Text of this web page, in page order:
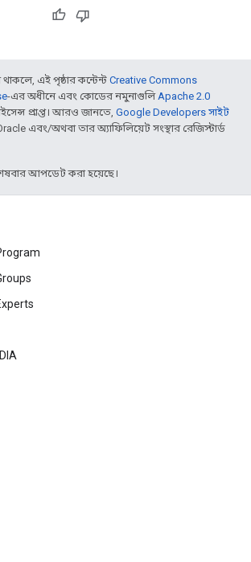
এই পৃষ্ঠার কন্টেন্ট Creative Commons
-এর অধীনে এবং কোডের নমুনাগুলিApache 2.0
প্রাপ্ত। আরও জানতে, Google Developers সাইট
এবং/অথবা তার অ্যাফিলিয়েট সংস্থার রেজিস্টার্ড
আপডেট করা হয়েছে।